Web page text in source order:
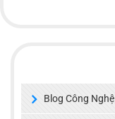
Blog Công Nghệ